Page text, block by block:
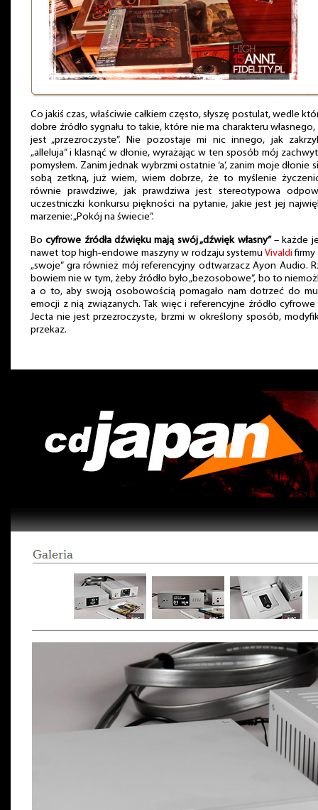
Co jakiś czas, właściwie całkiem często, słyszę postulat, wedle
dobre źródło sygnału to takie, które nie ma charakteru własnego,
jest „przezroczyste”. Nie pozostaje mi nic innego, jak
„alleluja” i klasnąć w dłonie, wyrażając w ten sposób mój
pomysłem. Zanim jednak wybrzmi ostatnie ‘a’, zanim moje dłonie
sobą zetkną, już wiem, wiem dobrze, że to myślenie
równie prawdziwe, jak prawdziwa jest stereotypowa
uczestniczki konkursu piękności na pytanie, jakie jest jej
marzenie: „Pokój na świecie”.
Bocyfrowe źródła dźwięku mają swój „dźwięk własny”– każde
nawet top high-endowe maszyny w rodzaju systemu Vivaldi firmy
„swoje” gra również mój referencyjny odtwarzacz Ayon Audio.
bowiem nie w tym, żeby źródło było „bezosobowe”, bo to
a o to, aby swoją osobowością pomagało nam dotrzeć do
emocji z nią związanych. Tak więc i referencyjne źródło cyfrowe
Jecta nie jest przezroczyste, brzmi w określony sposób,
przekaz.